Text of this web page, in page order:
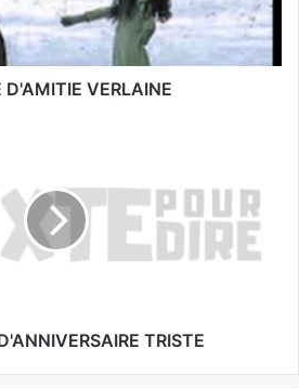
D'AMITIE VERLAINE
TRISTE